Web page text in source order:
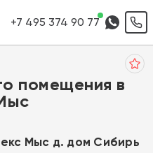
+7 495 374 90 77
помещения в
Мыс д. дом Сибирь